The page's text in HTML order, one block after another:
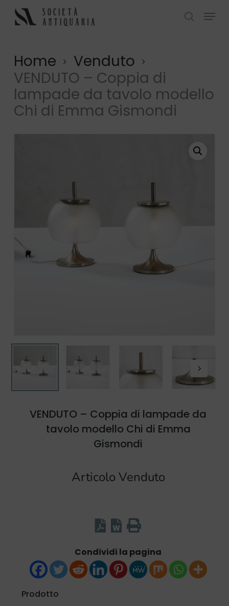
Skip
search
Menu
Home
Venduto
VENDUTO – Coppia di
lampade da tavolo modello
Chi di Emma Gismondi
VENDUTO – Coppia di lampade da
tavolo modello Chi di Emma
Gismondi
Articolo Venduto
Condividi la pagina
Prodotto